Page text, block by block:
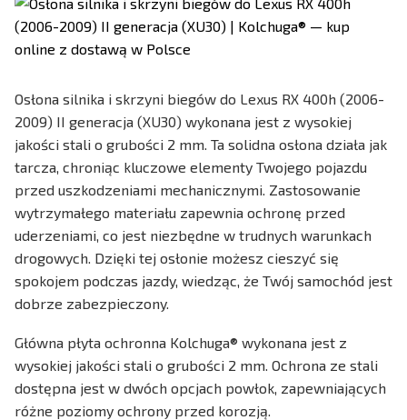
Osłona silnika i skrzyni biegów do Lexus RX 400h (2006-
2009) II generacja (XU30) wykonana jest z wysokiej
jakości stali o grubości 2 mm. Ta solidna osłona działa jak
tarcza, chroniąc kluczowe elementy Twojego pojazdu
przed uszkodzeniami mechanicznymi. Zastosowanie
wytrzymałego materiału zapewnia ochronę przed
uderzeniami, co jest niezbędne w trudnych warunkach
drogowych. Dzięki tej osłonie możesz cieszyć się
spokojem podczas jazdy, wiedząc, że Twój samochód jest
dobrze zabezpieczony.
Główna płyta ochronna Kolchuga® wykonana jest z
wysokiej jakości stali o grubości 2 mm. Ochrona ze stali
dostępna jest w dwóch opcjach powłok, zapewniających
różne poziomy ochrony przed korozją.